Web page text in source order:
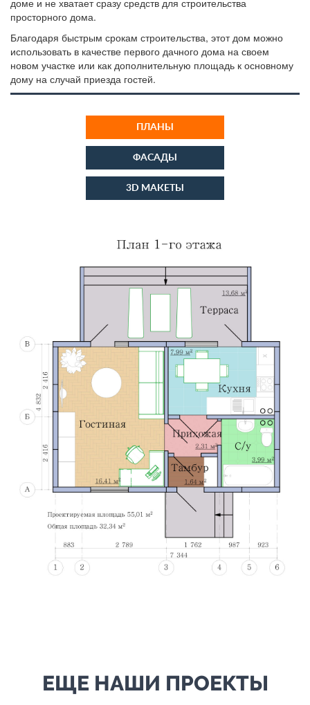
доме и не хватает сразу средств для строительства
просторного дома.
Благодаря быстрым срокам строительства, этот дом можно
использовать в качестве первого дачного дома на своем
новом участке или как дополнительную площадь к основному
дому на случай приезда гостей.
ПЛАНЫ
ФАСАДЫ
3D МАКЕТЫ
ЕЩЕ НАШИ ПРОЕКТЫ